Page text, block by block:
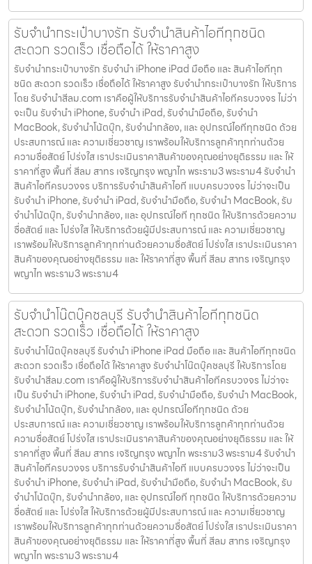
รับจำนำกระเป๋าบางรัก รับจำนำสินค้าไอทีทุกชนิด
สะดวก รวดเร็ว เชื่อถือได้ ให้ราคาสูง
รับจำนำกระเป๋าบางรัก รับจำนำ iPhone iPad มือถือ และ สินค้าไอทีทุก
ชนิด สะดวก รวดเร็ว เชื่อถือได้ ให้ราคาสูง รับจำนำกระเป๋าบางรัก ให้บริการ
โดย รับจํานําสีลม.com เราคือผู้ให้บริการรับจำนำสินค้าไอทีครบวงจร ไม่ว่า
จะเป็น รับจำนำ iPhone, รับจำนำ iPad, รับจำนำมือถือ, รับจำนำ
MacBook, รับจำนำโน้ตบุ๊ก, รับจำนำกล้อง, และ อุปกรณ์ไอทีทุกชนิด ด้วย
ประสบการณ์ และ ความเชี่ยวชาญ เราพร้อมให้บริการลูกค้าทุกท่านด้วย
ความซื่อสัตย์ โปร่งใส เราประเมินราคาสินค้าของคุณอย่างยุติธรรม และ ให้
ราคาที่สูง พื้นที่ สีลม สาทร เจริญกรุง พญาไท พระราม3 พระราม4 รับจำนำ
สินค้าไอทีครบวงจร บริการรับจำนำสินค้าไอที แบบครบวงจร ไม่ว่าจะเป็น
รับจำนำ iPhone, รับจำนำ iPad, รับจำนำมือถือ, รับจำนำ MacBook, รับ
จำนำโน้ตบุ๊ก, รับจำนำกล้อง, และ อุปกรณ์ไอที ทุกชนิด ให้บริการด้วยความ
ซื่อสัตย์ และ โปร่งใส ให้บริการด้วยผู้มีประสบการณ์ และ ความเชี่ยวชาญ
เราพร้อมให้บริการลูกค้าทุกท่านด้วยความซื่อสัตย์ โปร่งใส เราประเมินราคา
สินค้าของคุณอย่างยุติธรรม และ ให้ราคาที่สูง พื้นที่ สีลม สาทร เจริญกรุง
พญาไท พระราม3 พระราม4
รับจำนำโน๊ตบุ๊คชลบุรี รับจำนำสินค้าไอทีทุกชนิด
สะดวก รวดเร็ว เชื่อถือได้ ให้ราคาสูง
รับจำนำโน๊ตบุ๊คชลบุรี รับจำนำ iPhone iPad มือถือ และ สินค้าไอทีทุกชนิด
สะดวก รวดเร็ว เชื่อถือได้ ให้ราคาสูง รับจำนำโน๊ตบุ๊คชลบุรี ให้บริการโดย
รับจํานําสีลม.com เราคือผู้ให้บริการรับจำนำสินค้าไอทีครบวงจร ไม่ว่าจะ
เป็น รับจำนำ iPhone, รับจำนำ iPad, รับจำนำมือถือ, รับจำนำ MacBook,
รับจำนำโน้ตบุ๊ก, รับจำนำกล้อง, และ อุปกรณ์ไอทีทุกชนิด ด้วย
ประสบการณ์ และ ความเชี่ยวชาญ เราพร้อมให้บริการลูกค้าทุกท่านด้วย
ความซื่อสัตย์ โปร่งใส เราประเมินราคาสินค้าของคุณอย่างยุติธรรม และ ให้
ราคาที่สูง พื้นที่ สีลม สาทร เจริญกรุง พญาไท พระราม3 พระราม4 รับจำนำ
สินค้าไอทีครบวงจร บริการรับจำนำสินค้าไอที แบบครบวงจร ไม่ว่าจะเป็น
รับจำนำ iPhone, รับจำนำ iPad, รับจำนำมือถือ, รับจำนำ MacBook, รับ
จำนำโน้ตบุ๊ก, รับจำนำกล้อง, และ อุปกรณ์ไอที ทุกชนิด ให้บริการด้วยความ
ซื่อสัตย์ และ โปร่งใส ให้บริการด้วยผู้มีประสบการณ์ และ ความเชี่ยวชาญ
เราพร้อมให้บริการลูกค้าทุกท่านด้วยความซื่อสัตย์ โปร่งใส เราประเมินราคา
สินค้าของคุณอย่างยุติธรรม และ ให้ราคาที่สูง พื้นที่ สีลม สาทร เจริญกรุง
พญาไท พระราม3 พระราม4